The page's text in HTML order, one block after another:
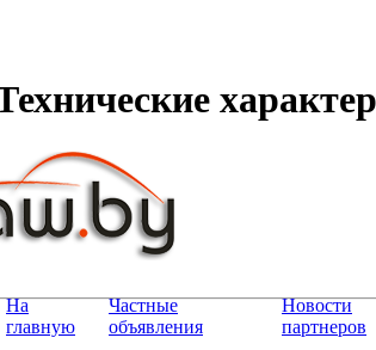
На
главную
Частные
объявления
Новости
партнеров